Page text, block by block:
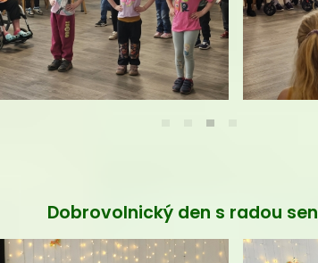
Zábavné odpoledne